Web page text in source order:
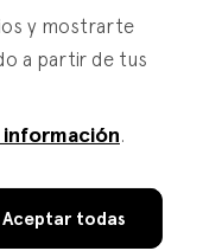
Banca
en
en la
el
y mostrarte
a partir de tus
información.
Aceptar todas